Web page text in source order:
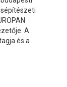
A
és a